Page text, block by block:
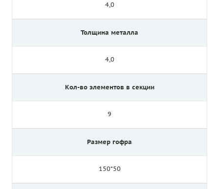
4,0
Толщина металла
4,0
Кол-во элементов в секции
9
Размер гофра
150*50